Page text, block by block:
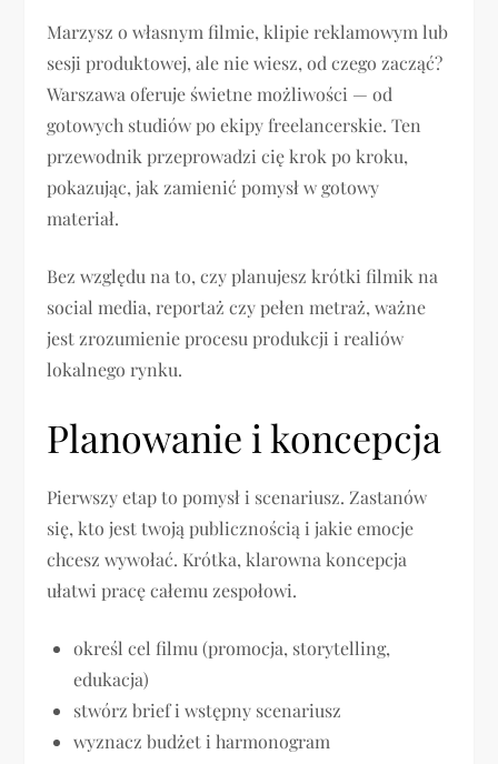
Marzysz o własnym filmie, klipie reklamowym lub
sesji produktowej, ale nie wiesz, od czego zacząć?
Warszawa oferuje świetne możliwości — od
gotowych studiów po ekipy freelancerskie. Ten
przewodnik przeprowadzi cię krok po kroku,
pokazując, jak zamienić pomysł w gotowy
materiał.
Bez względu na to, czy planujesz krótki filmik na
social media, reportaż czy pełen metraż, ważne
jest zrozumienie procesu produkcji i realiów
lokalnego rynku.
Planowanie i koncepcja
Pierwszy etap to pomysł i scenariusz. Zastanów
się, kto jest twoją publicznością i jakie emocje
chcesz wywołać. Krótka, klarowna koncepcja
ułatwi pracę całemu zespołowi.
określ cel filmu (promocja, storytelling,
edukacja)
stwórz brief i wstępny scenariusz
wyznacz budżet i harmonogram